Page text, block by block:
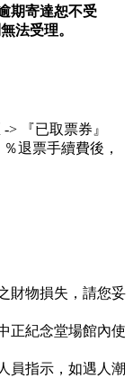
期寄達恕不受
法受理。
> 『已取票券』
退票手續費後，
財物損失，請您妥
正紀念堂場館內使
員指示，如遇人潮